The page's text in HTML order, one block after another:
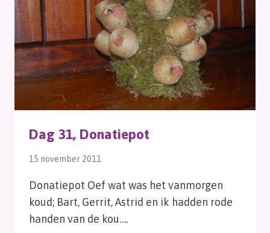
Dag 31, Donatiepot
15 november 2011
Donatiepot Oef wat was het vanmorgen
koud; Bart, Gerrit, Astrid en ik hadden rode
handen van de kou….